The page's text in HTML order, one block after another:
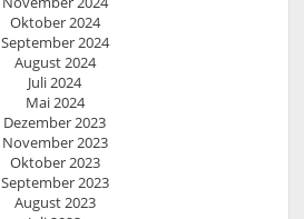
Oktober 2024
September 2024
August 2024
Juli 2024
Mai 2024
Dezember 2023
November 2023
Oktober 2023
September 2023
August 2023